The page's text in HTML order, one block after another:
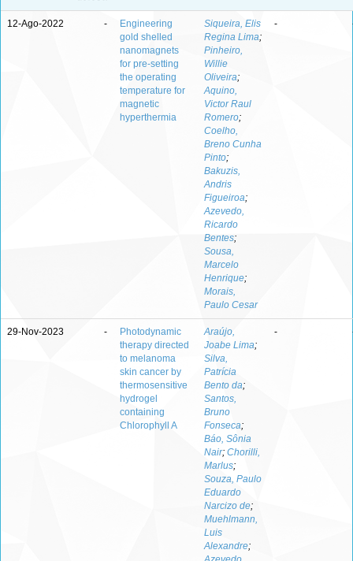
12-Ago-2022 -
Engineering
gold shelled
nanomagnets
for pre-setting
the operating
temperature for
magnetic
hyperthermia
Siqueira, Elis
Regina Lima;
Pinheiro,
Willie
Oliveira;
Aquino,
Victor Raul
Romero;
Coelho,
Breno Cunha
Pinto;
Bakuzis,
Andris
Figueiroa;
Azevedo,
Ricardo
Bentes;
Sousa,
Marcelo
Henrique;
Morais,
Paulo Cesar
-
29-Nov-2023 -
Photodynamic
therapy directed
to melanoma
skin cancer by
thermosensitive
hydrogel
containing
Chlorophyll A
Araújo,
Joabe Lima;
Silva,
Patrícia
Bento da;
Santos,
Bruno
Fonseca;
Báo, Sônia
Nair; Chorilli,
Marlus;
Souza, Paulo
Eduardo
Narcizo de;
Muehlmann,
Luis
Alexandre;
-